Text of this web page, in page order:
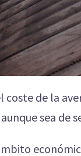
coste de la
sea de